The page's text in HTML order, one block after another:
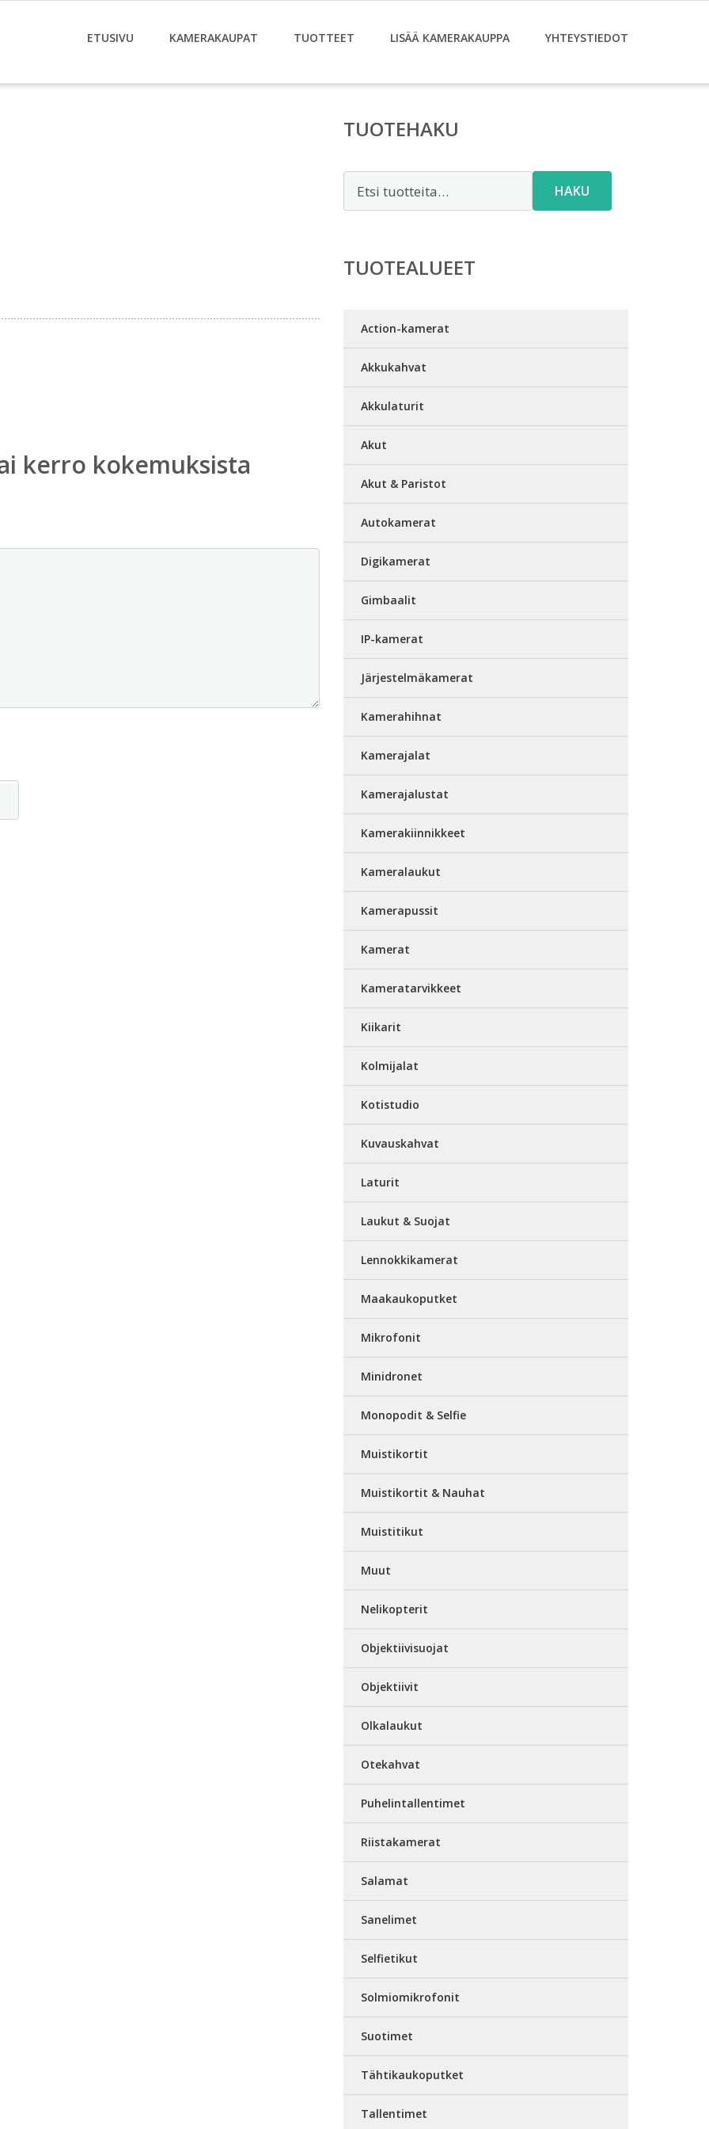
ETUSIVU KAMERAKAUPAT TUOTTEET LISÄÄ KAMERAKAUPPA YHTEYSTIEDOT
kerro kokemuksista
TUOTEHAKU
HAKU
TUOTEALUEET
Action-kamerat
Akkukahvat
Akkulaturit
Akut
Akut & Paristot
Autokamerat
Digikamerat
Gimbaalit
IP-kamerat
Järjestelmäkamerat
Kamerahihnat
Kamerajalat
Kamerajalustat
Kamerakiinnikkeet
Kameralaukut
Kamerapussit
Kamerat
Kameratarvikkeet
Kiikarit
Kolmijalat
Kotistudio
Kuvauskahvat
Laturit
Laukut & Suojat
Lennokkikamerat
Maakaukoputket
Mikrofonit
Minidronet
Monopodit & Selfie
Muistikortit
Muistikortit & Nauhat
Muistitikut
Muut
Nelikopterit
Objektiivisuojat
Objektiivit
Olkalaukut
Otekahvat
Puhelintallentimet
Riistakamerat
Salamat
Sanelimet
Selfietikut
Solmiomikrofonit
Suotimet
Tähtikaukoputket
Tallentimet